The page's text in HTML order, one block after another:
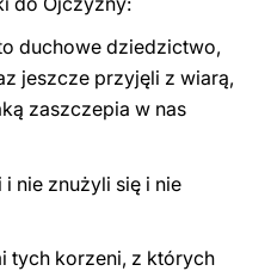
duchowe dziedzictwo,
jeszcze przyjęli z wiarą,
zaszczepia w nas
nie znużyli się i nie
tych korzeni, z których